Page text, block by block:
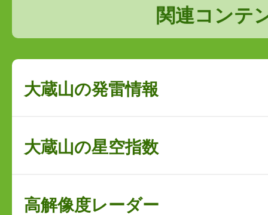
関連コンテ
大蔵山の発雷情報
大蔵山の星空指数
高解像度レーダー